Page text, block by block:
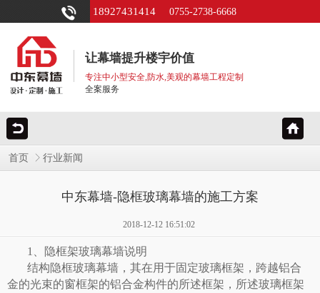
18927431414 0755-2738-6668
让幕墙提升楼宇价值
专注中小型安全,防水,美观的幕墙工程定制
全案服务
首页 行业新闻
中东幕墙-隐框玻璃幕墙的施工方案
2018-12-12 16:51:02
1、 隐框架玻璃幕墙说明
结构隐框玻璃幕墙，其在用于固定玻璃框架，跨越铝合
金的光束的窗框架的铝合金构件的所述框架，所述玻璃框架